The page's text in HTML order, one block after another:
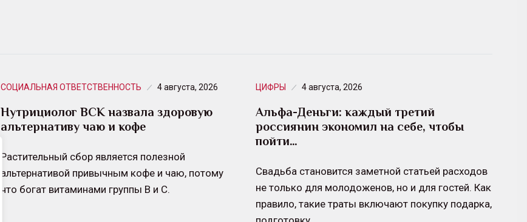
СОЦИАЛЬНАЯ ОТВЕТСТВЕННОСТЬ 4 августа, 2026
Нутрициолог ВСК назвала здоровую
альтернативу чаю и кофе
Растительный сбор является полезной
альтернативой привычным кофе и чаю, потому
что богат витаминами группы B и C.
ЦИФРЫ 4 августа, 2026
Альфа-Деньги: каждый третий
россиянин экономил на себе, чтобы
пойти…
Свадьба становится заметной статьей расходов
не только для молодоженов, но и для гостей. Как
правило, такие траты включают покупку подарка,